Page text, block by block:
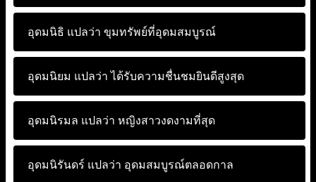
อุดมนิธิ แปลว่า ขุมทรัพย์ที่อุดมสมบูรณ์
อุดมนิยม แปลว่า ได้รับความชื่นชมยินดีสูงสุด
อุดมนิรมล แปลว่า หญิงสาวงดงามที่สุด
อุดมนิรันดร์ แปลว่า อุดมสมบูรณ์ตลอดกาล